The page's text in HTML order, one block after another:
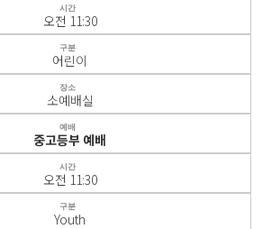
시간
오전 11:30
구분
어린이
장소
소예배실
예배
중고등부 예배
시간
오전 11:30
구분
Youth